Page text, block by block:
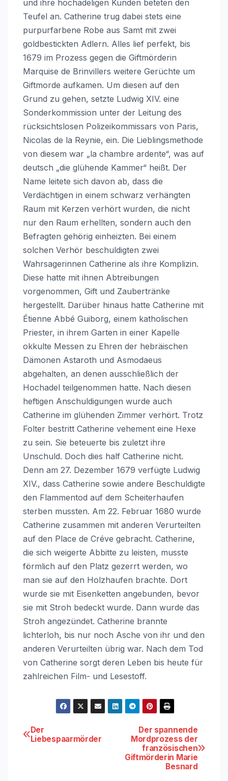
und ihre hochadeligen Kunden beteten den
Teufel an. Catherine trug dabei stets eine
purpurfarbene Robe aus Samt mit zwei
goldbestickten Adlern. Alles lief perfekt, bis
1679 im Prozess gegen die Giftmörderin
Marquise de Brinvillers weitere Gerüchte um
Giftmorde aufkamen. Um diesen auf den
Grund zu gehen, setzte Ludwig XIV. eine
Sonderkommission unter der Leitung des
rücksichtslosen Polizeikommissars von Paris,
Nicolas de la Reynie, ein. Die Lieblingsmethode
von diesem war „la chambre ardente“, was auf
deutsch „die glühende Kammer“ heißt. Der
Name leitete sich davon ab, dass die
Verdächtigen in einem schwarz verhängten
Raum mit Kerzen verhört wurden, die nicht
nur den Raum erhellten, sondern auch den
Befragten gehörig einheizten. Bei einem
solchen Verhör beschuldigten zwei
Wahrsagerinnen Catherine als ihre Komplizin.
Diese hatte mit ihnen Abtreibungen
vorgenommen, Gift und Zaubertränke
hergestellt. Darüber hinaus hatte Catherine mit
Étienne Abbé Guiborg, einem katholischen
Priester, in ihrem Garten in einer Kapelle
okkulte Messen zu Ehren der hebräischen
Dämonen Astaroth und Asmodaeus
abgehalten, an denen ausschließlich der
Hochadel teilgenommen hatte. Nach diesen
heftigen Anschuldigungen wurde auch
Catherine im glühenden Zimmer verhört. Trotz
Folter bestritt Catherine vehement eine Hexe
zu sein. Sie beteuerte bis zuletzt ihre
Unschuld. Doch dies half Catherine nicht.
Denn am 27. Dezember 1679 verfügte Ludwig
XIV., dass Catherine sowie andere Beschuldigte
den Flammentod auf dem Scheiterhaufen
sterben mussten. Am 22. Februar 1680 wurde
Catherine zusammen mit anderen Verurteilten
auf den Place de Créve gebracht. Catherine,
die sich weigerte Abbitte zu leisten, musste
förmlich auf den Platz gezerrt werden, wo
man sie auf den Holzhaufen brachte. Dort
wurde sie mit Eisenketten angebunden, bevor
sie mit Stroh bedeckt wurde. Dann wurde das
Stroh angezündet. Catherine brannte
lichterloh, bis nur noch Asche von ihr und den
anderen Verurteilten übrig war. Nach dem Tod
von Catherine sorgt deren Leben bis heute für
zahlreichen Film- und Lesestoff.
BeitragsnavigationDer spannende
Mordprozess der
französischen
Giftmörderin Marie
Besnard
Der
Liebespaarmörder